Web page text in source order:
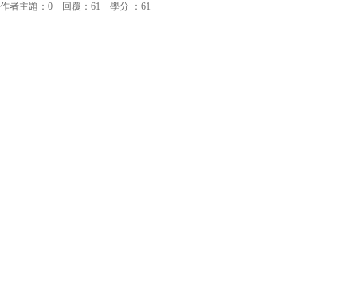
作者主題：0 回覆：61 學分 ：61